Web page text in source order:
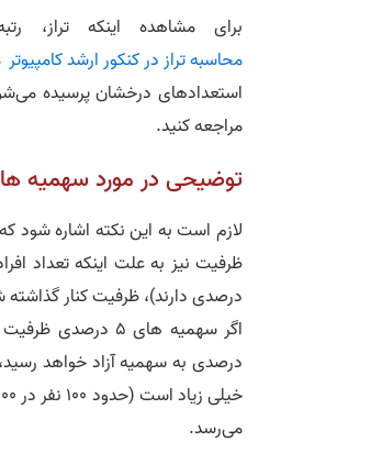
برای مشاهده اینکه
محاسبه تراز در کنکور ارشد کامپیوتر
استعداد‌های درخشان پرسیده
مراجعه کنید.
توضیحی در مورد سهمیه های 5
می‌رسد.